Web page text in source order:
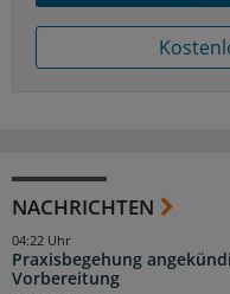
NACHRICHTEN
Praxisbegehung
Vorbereitung
04:22 Uhr